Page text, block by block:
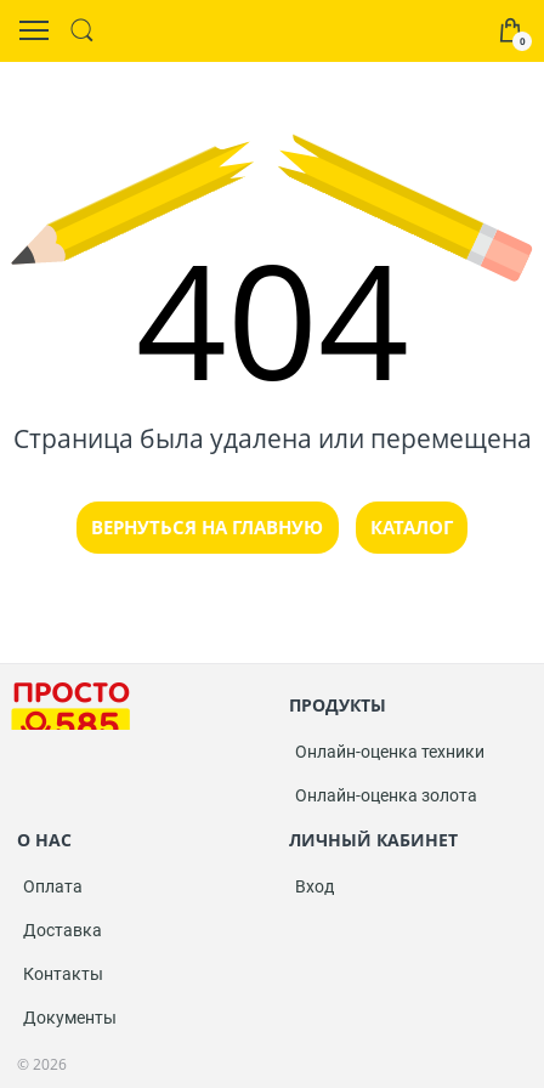
0
404
Страница была удалена или перемещена
ВЕРНУТЬСЯ НА ГЛАВНУЮ КАТАЛОГ
ПРОДУКТЫ
Онлайн-оценка техники
Онлайн-оценка золота
О НАС
Оплата
Доставка
Контакты
Документы
ЛИЧНЫЙ КАБИНЕТ
Вход
© 2026